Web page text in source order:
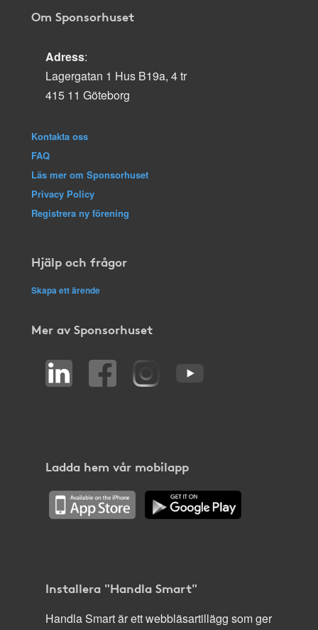
Om Sponsorhuset
Adress:
Lagergatan 1 Hus B19a, 4 tr
415 11 Göteborg
Kontakta oss
FAQ
Läs mer om Sponsorhuset
Privacy Policy
Registrera ny förening
Hjälp och frågor
Skapa ett ärende
Mer av Sponsorhuset
Ladda hem vår mobilapp
Installera "Handla Smart"
Handla Smart är ett webbläsartillägg som ger